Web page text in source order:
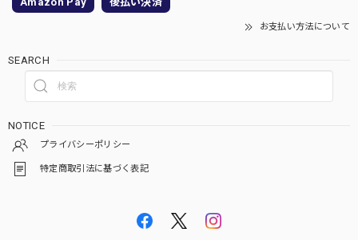
お支払い方法について
SEARCH
NOTICE
プライバシーポリシー
特定商取引法に基づく表記